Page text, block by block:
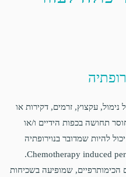
עקצוץ, זרמים, דקירות או
תחושה בכפות הידיים ו/או
להיות שמדובר בנוירופתיה
היקפית* Chemotherapy induced peripheral neuropathy (CIPN).
הכימותרפיים, שמופיעה בשכיחות